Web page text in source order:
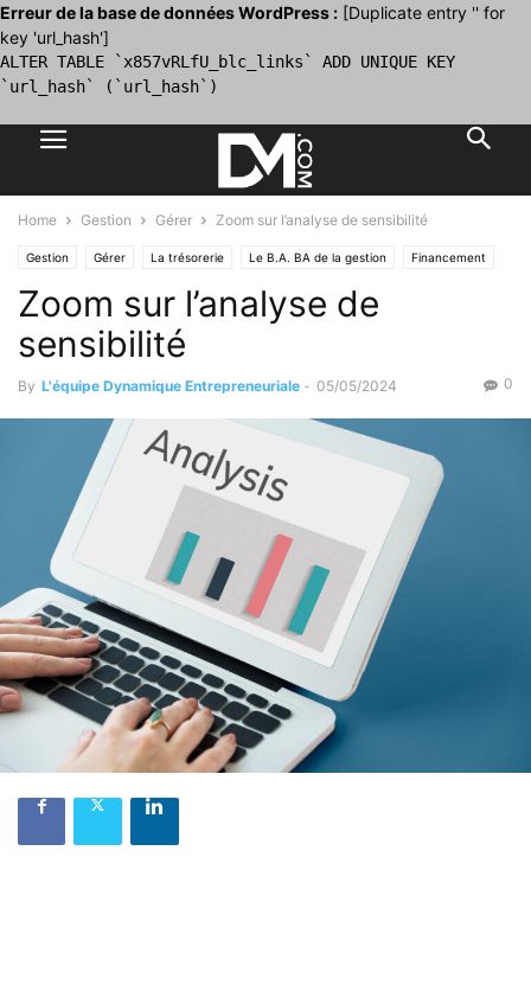
Erreur de la base de données WordPress : [Duplicate entry '' for
key 'url_hash']
ALTER TABLE `x857vRLfU_blc_links` ADD UNIQUE KEY
`url_hash` (`url_hash`)
Home Gestion Gérer Zoom sur l’analyse de sensibilité
Gestion Gérer La trésorerie Le B.A. BA de la gestion Financement
Le B.A. BA du financement Les tableaux de bord
Zoom sur l’analyse de
sensibilité
By L'équipe Dynamique Entrepreneuriale - 05/05/2024 0